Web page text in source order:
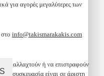
για αγορές μεγαλύτερες των
info@takismarakakis.com
να αλλαχτούν ή να επιστραφούν
η συσκευασία είναι σε άριστη